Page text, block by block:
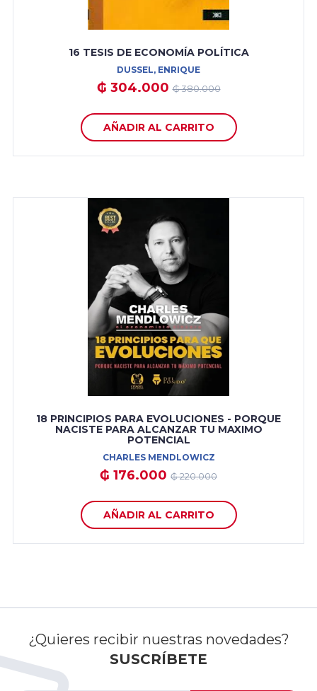
16 TESIS DE ECONOMÍA POLÍTICA
DUSSEL, ENRIQUE
₲ 304.000₲ 380.000
AÑADIR AL CARRITO
18 PRINCIPIOS PARA EVOLUCIONES - PORQUE
NACISTE PARA ALCANZAR TU MAXIMO
POTENCIAL
CHARLES MENDLOWICZ
₲ 176.000 ₲ 220.000
AÑADIR AL CARRITO
¿Quieres recibir nuestras novedades?
SUSCRÍBETE